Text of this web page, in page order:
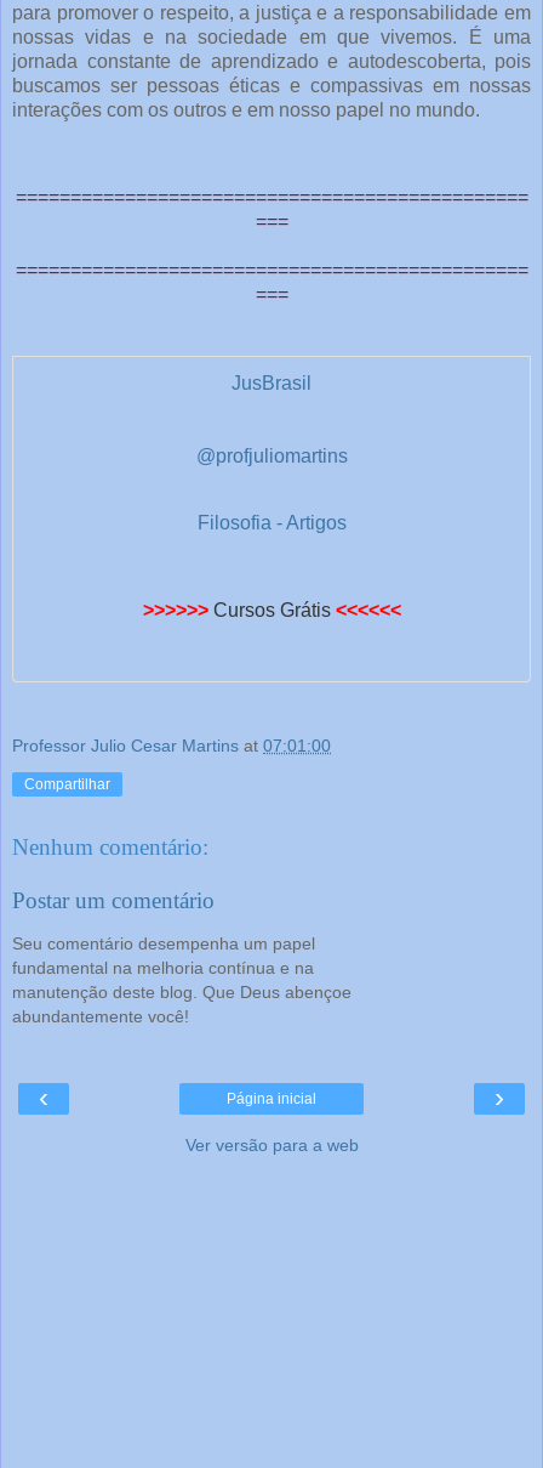
para promover o respeito, a justiça e a responsabilidade em
nossas vidas e na sociedade em que vivemos. É uma
jornada constante de aprendizado e autodescoberta, pois
buscamos ser pessoas éticas e compassivas em nossas
interações com os outros e em nosso papel no mundo.
===============================================
===
===============================================
===
JusBrasil
@profjuliomartins
Filosofia - Artigos
>>>>>> Cursos Grátis <<<<<<
Professor Julio Cesar Martins at 07:01:00
Compartilhar
Nenhum comentário:
Postar um comentário
Seu comentário desempenha um papel
fundamental na melhoria contínua e na
manutenção deste blog. Que Deus abençoe
abundantemente você!
‹ ›
Página inicial
Ver versão para a web